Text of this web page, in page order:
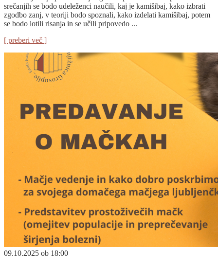
srečanjih se bodo udeleženci naučili, kaj je kamišibaj, kako izbrati
zgodbo zanj, v teoriji bodo spoznali, kako izdelati kamišibaj, potem
se bodo lotili risanja in se učili pripovedo ...
[ preberi več ]
09.10.2025 ob 18:00